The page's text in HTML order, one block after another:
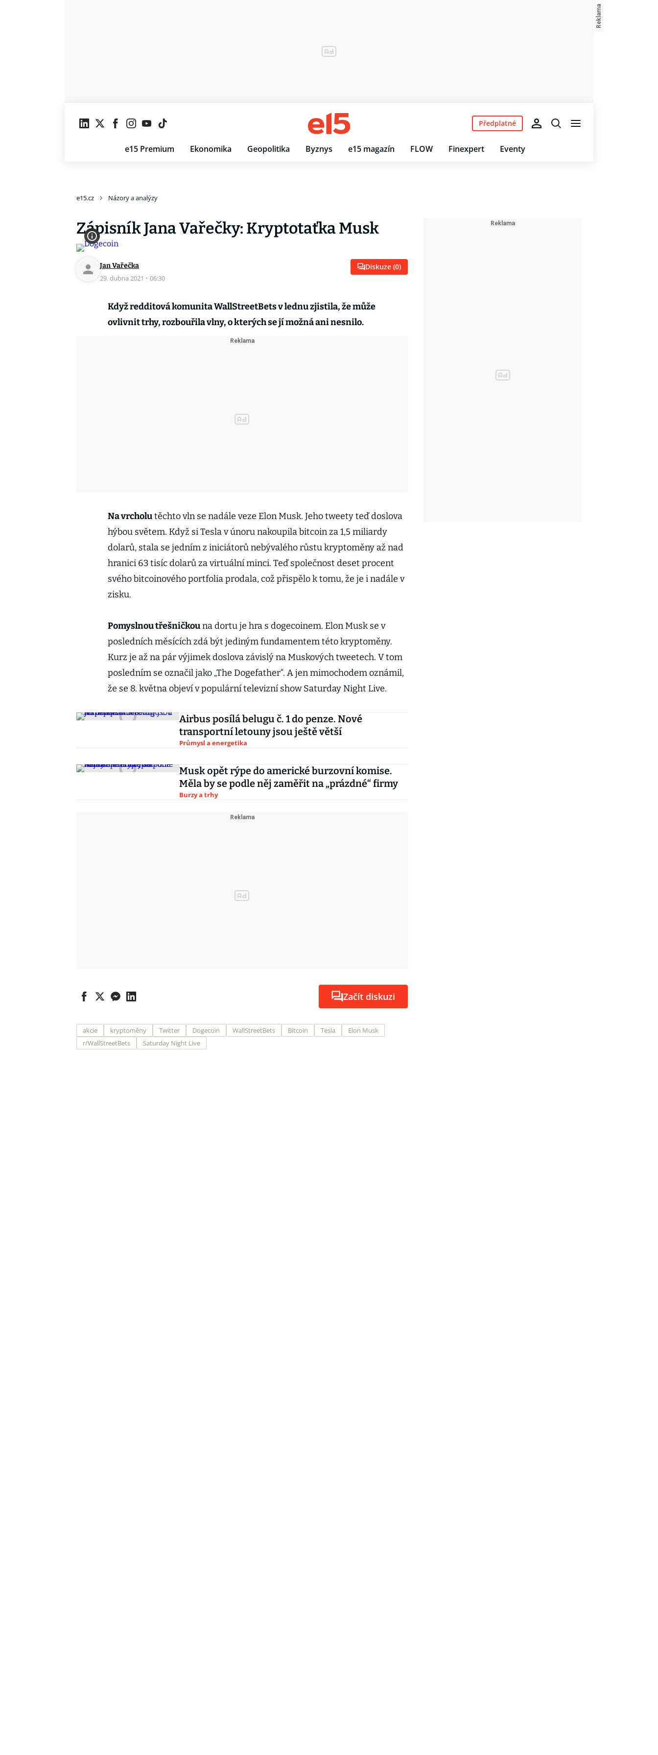
e15 Premium Ekonomika Geopolitika Byznys e15 magazín FLOW Finexpert Eventy
Předplatné
e15.cz Názory a analýzy
Zápisník Jana Vařečky: Kryptotaťka Musk
Jan Vařečka
29. dubna 2021 · 06:30
Diskuze (0)
Když redditová komunita WallStreetBets v lednu zjistila, že může
ovlivnit trhy, rozbouřila vlny, o kterých se jí možná ani nesnilo.
Na vrcholutěchto vln se nadále veze Elon Musk. Jeho tweety teď doslova
hýbou světem. Když si Tesla v únoru nakoupila bitcoin za 1,5 miliardy
dolarů, stala se jedním z iniciátorů nebývalého růstu kryptoměny až nad
hranici 63 tisíc dolarů za virtuální minci. Teď společnost deset procent
svého bitcoinového portfolia prodala, což přispělo k tomu, že je i nadále v
zisku.
Pomyslnou třešničkouna dortu je hra s dogecoinem. Elon Musk se v
posledních měsících zdá být jediným fundamentem této kryptoměny.
Kurz je až na pár výjimek doslova závislý na Muskových tweetech. V tom
posledním se označil jako „The Dogefather“. A jen mimochodem oznámil,
že se 8. května objeví v populární televizní show Saturday Night Live.
Airbus posílá belugu č. 1 do penze. Nové
transportní letouny jsou ještě větší
Průmysl a energetika
Musk opět rýpe do americké burzovní komise.
Měla by se podle něj zaměřit na „prázdné“ firmy
Burzy a trhy
Začít diskuzi
akcie kryptoměny Twitter Dogecoin WallStreetBets Bitcoin Tesla
Elon Musk
r/WallStreetBets
Saturday Night Live